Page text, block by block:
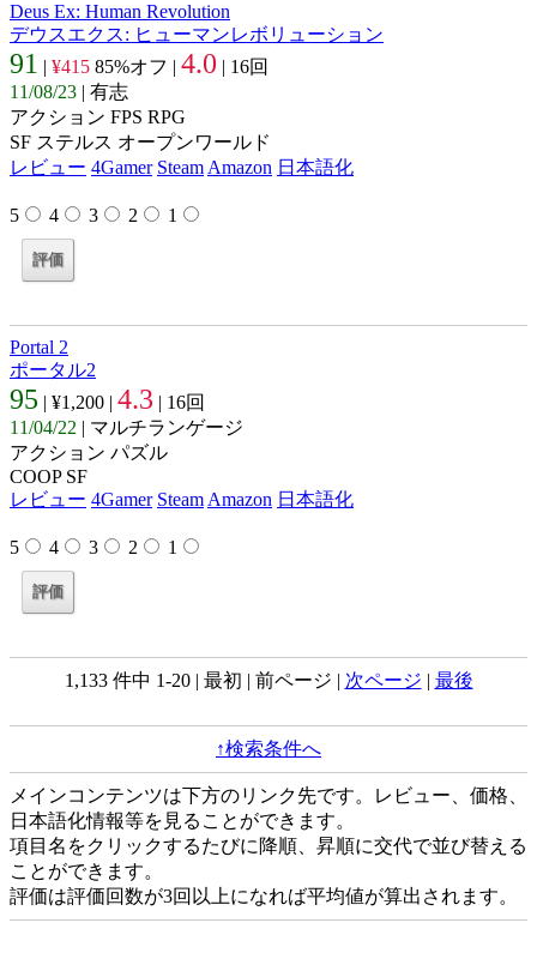
Deus Ex: Human Revolution
デウスエクス: ヒューマンレボリューション
91 | ¥415 85%オフ | 4.0 | 16回
11/08/23 | 有志
アクション FPS RPG
SF ステルス オープンワールド
レビュー 4Gamer Steam Amazon 日本語化
5 4 3 2 1
Portal 2
ポータル2
95 | ¥1,200 | 4.3 | 16回
11/04/22 | マルチランゲージ
アクション パズル
COOP SF
レビュー 4Gamer Steam Amazon 日本語化
5 4 3 2 1
1,133 件中 1-20 | 最初 | 前ページ | 次ページ | 最後
↑検索条件へ
メインコンテンツは下方のリンク先です。レビュー、価格、
日本語化情報等を見ることができます。
項目名をクリックするたびに降順、昇順に交代で並び替える
ことができます。
評価は評価回数が3回以上になれば平均値が算出されます。